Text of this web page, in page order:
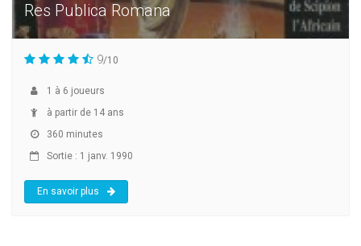
Res Publica Romana
9/10
1 à 6 joueurs
à partir de 14 ans
360 minutes
Sortie : 1 janv. 1990
En savoir plus